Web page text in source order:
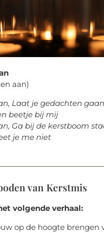
aan)
Laat je gedachten gaan
beetje bij mij
Ga bij de kerstboom
je me niet
van Kerstmis
volgende verhaal:
op de hoogte brengen